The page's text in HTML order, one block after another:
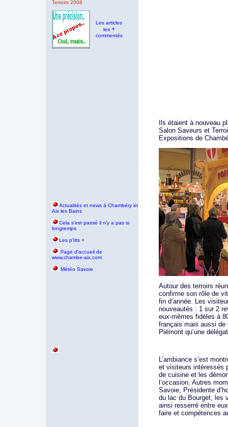
Terroirs 2008
Les articles
les +
commentés
Actualités et news à Chambéry et
Aix les Bains
Cela s'est passé il n'y a pas si
longtemps
Les p'tits +
Page d'accueil de
www.chambe-aix.com
Météo Savoie
Ils étaient à nouveau
Salon Saveurs et
Expositions de
Autour des terroirs
confirme son rôle de
fin d’année. Les
nouveautés : 1 sur 2
eux-mêmes fidèles à
français mais aussi de
Piémont qu’une
L’ambiance s’est
et visiteurs intéressés
de cuisine et les
l’occasion. Autres
Savoie, Présidente
du lac du Bourget, les
ainsi resserré entre
faire et compétences